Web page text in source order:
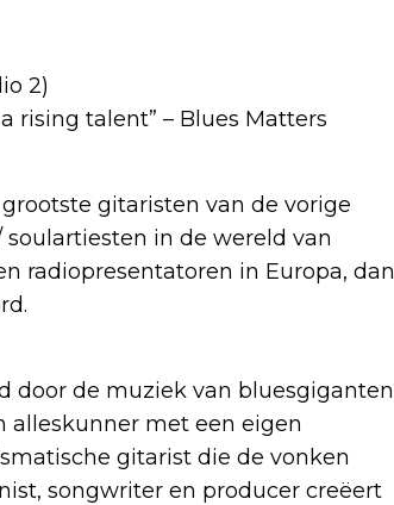
2)
rising talent” – Blues Matters
gitaristen van de vorige
in de wereld van
radiopresentatoren in Europa, dan
door de muziek van bluesgiganten
alleskunner met een eigen
gitarist die de vonken
songwriter en producer creëert